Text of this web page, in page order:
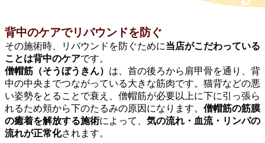
背中のケアでリバウンドを防ぐ
その施術時、リバウンドを防ぐために当店がこだわっている
ことは背中のケアです。
僧帽筋（そうぼうきん） は、首の後ろから肩甲骨を通り、背
中の中央までつながっている大きな筋肉です。猫背などの悪
い姿勢をとることで衰え、僧帽筋が必要以上に下に引っ張ら
れるため頬から下のたるみの原因になります。 僧帽筋の筋膜
の癒着を解放する施術によって、 気の流れ・血流・リンパの
流れが正常化されます。